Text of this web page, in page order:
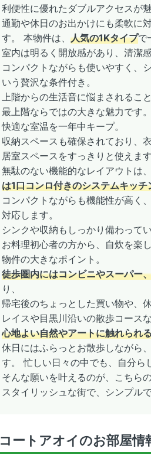
利便性に優れたダブルアクセスが
通勤や休日のお出かけにも柔軟に
す。 本物件は、 人気の1Kタイプで
室内は明るく開放感があり、清潔
コンパクトながらも使いやすく、
いう贅沢な条件付き。
上階からの生活音に悩まされるこ
最上階ならではの大きな魅力です
快適な室温を一年中キープ。
収納スペースも確保されており、
居室スペースをすっきりと使えます
無駄のない機能的なレイアウトは
は1口コンロ付きのシステムキッチ
コンパクトながらも機能性が高く
対応します。
シンクや収納もしっかり備わって
お料理初心者の方から、自炊を楽
物件の大きなポイント。
徒歩圏内にはコンビニやスーパー
り、
帰宅後のちょっとした買い物や、
レイスや目黒川沿いの散歩コースな
心地よい自然やアートに触れられ
休日にはふらっとお散歩しながら
す。 忙しい日々の中でも、自分ら
そんな願いを叶えるのが、こちら
スタイリッシュな街で、シンプル
コートアオイのお部屋情